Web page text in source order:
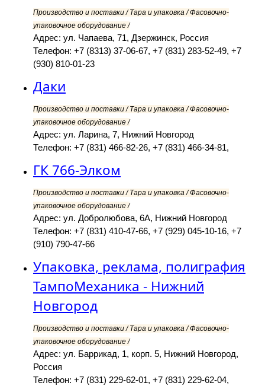
Производство и поставки / Тара и упаковка / Фасовочно-
упаковочное оборудование /
Адрес: ул. Чапаева, 71, Дзержинск, Россия
Телефон: +7 (8313) 37-06-67, +7 (831) 283-52-49, +7
(930) 810-01-23
Даки
Производство и поставки / Тара и упаковка / Фасовочно-
упаковочное оборудование /
Адрес: ул. Ларина, 7, Нижний Новгород
Телефон: +7 (831) 466-82-26, +7 (831) 466-34-81,
ГК 766-Элком
Производство и поставки / Тара и упаковка / Фасовочно-
упаковочное оборудование /
Адрес: ул. Добролюбова, 6А, Нижний Новгород
Телефон: +7 (831) 410-47-66, +7 (929) 045-10-16, +7
(910) 790-47-66
Упаковка, реклама, полиграфия
ТампоМеханика - Нижний
Новгород
Производство и поставки / Тара и упаковка / Фасовочно-
упаковочное оборудование /
Адрес: ул. Баррикад, 1, корп. 5, Нижний Новгород,
Россия
Телефон: +7 (831) 229-62-01, +7 (831) 229-62-04,